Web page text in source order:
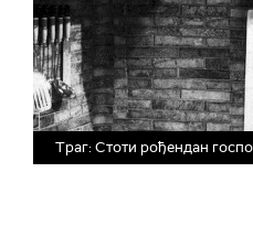
Траг: Стоти рођендан